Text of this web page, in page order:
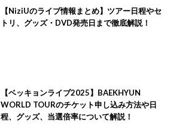
【NiziUのライブ情報まとめ】ツアー日程やセ
トリ、グッズ・DVD発売日まで徹底解説！
【ベッキョンライブ2025】BAEKHYUN
WORLD TOURのチケット申し込み方法や日
程、グッズ、当選倍率について解説！